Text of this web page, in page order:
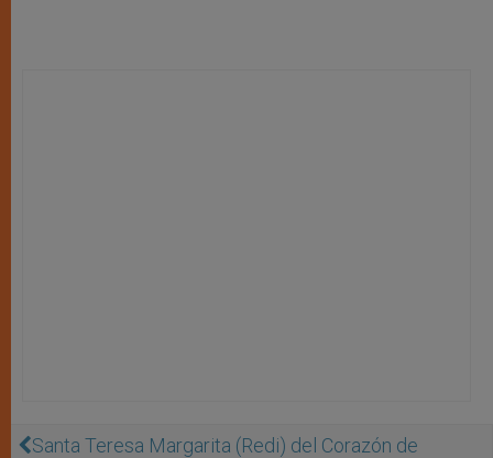
Santa Teresa Margarita (Redi) del Corazón de